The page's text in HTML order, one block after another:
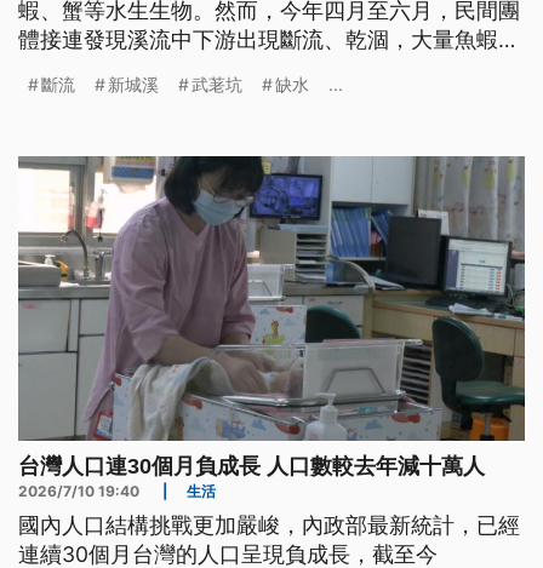
蝦、蟹等水生生物。然而，今年四月至六月，民間團
體接連發現溪流中下游出現斷流、乾涸，大量魚蝦蟹
及長大，乾死在河床。
斷流 新城溪 武荖坑 缺水 ...
台灣人口連30個月負成長 人口數較去年減十萬人
2026/7/10 19:40 生活
國內人口結構挑戰更加嚴峻，內政部最新統計，已經
連續30個月台灣的人口呈現負成長，截至今